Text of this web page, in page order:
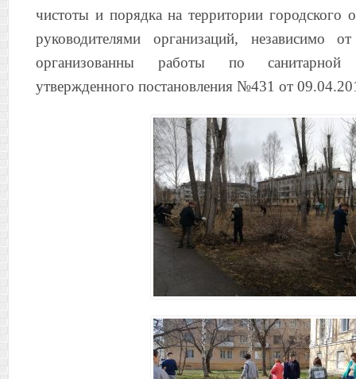
чистоты и порядка на территории городского
руководителями организаций, независимо
организованны работы по санитарной
утвержденного постановления №431 от